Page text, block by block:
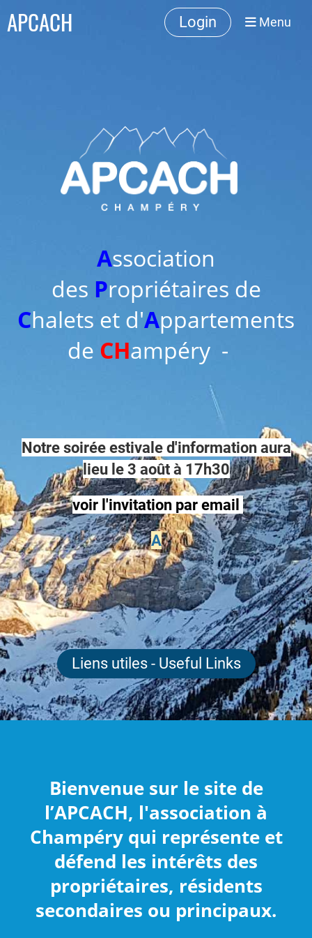
APCACH Login Menu
Association
des Propriétaires de
Chalets et d'Appartements
de CHampéry -
Notre soirée estivale d'information aura
lieu le 3 août à 17h30
voir l'invitation par email
A
Liens utiles - Useful Links
Bienvenue sur le site de
l’APCACH, l'association à
Champéry qui représente et
défend les intérêts des
propriétaires, résidents
secondaires ou principaux.